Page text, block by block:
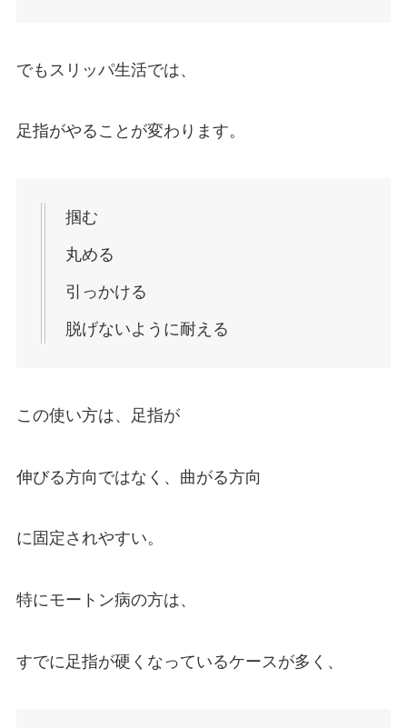
でもスリッパ生活では、
足指がやることが変わります。
掴む
丸める
引っかける
脱げないように耐える
この使い方は、足指が
伸びる方向ではなく、曲がる方向
に固定されやすい。
特にモートン病の方は、
すでに足指が硬くなっているケースが多く、